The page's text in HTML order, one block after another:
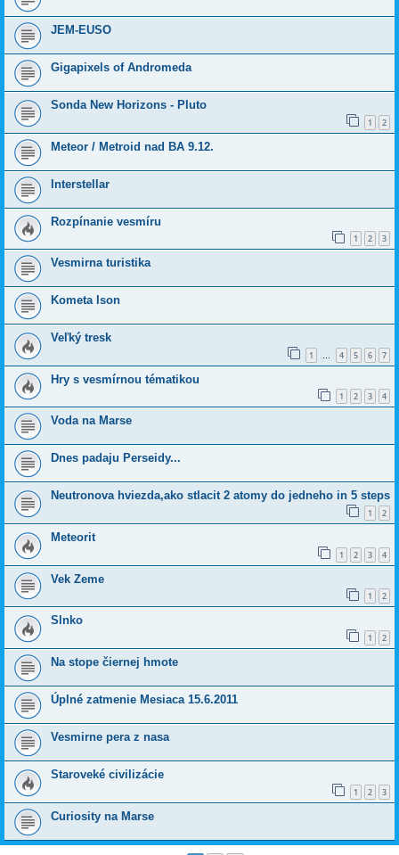
JEM-EUSO
Gigapixels of Andromeda
Sonda New Horizons - Pluto
1 2
Meteor / Metroid nad BA 9.12.
Interstellar
Rozpínanie vesmíru
1 2 3
Vesmirna turistika
Kometa Ison
Veľký tresk
1 … 4 5 6 7
Hry s vesmírnou tématikou
1 2 3 4
Voda na Marse
Dnes padaju Perseidy...
Neutronova hviezda,ako stlacit 2 atomy do jedneho in 5 steps
1 2
Meteorit
1 2 3 4
Vek Zeme
1 2
Slnko
1 2
Na stope čiernej hmote
Úplné zatmenie Mesiaca 15.6.2011
Vesmirne pera z nasa
Staroveké civilizácie
1 2 3
Curiosity na Marse